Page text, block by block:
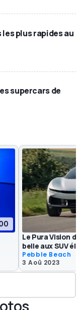
plus rapides au
supercars de
Le Pura Vision
belle aux SUV
Pebble Beach
3 Aoû 2023